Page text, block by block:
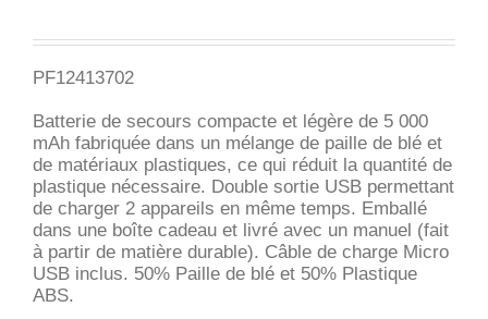
PF12413702
Batterie de secours compacte et légère de 5 000
mAh fabriquée dans un mélange de paille de blé et
de matériaux plastiques, ce qui réduit la quantité de
plastique nécessaire. Double sortie USB permettant
de charger 2 appareils en même temps. Emballé
dans une boîte cadeau et livré avec un manuel (fait
à partir de matière durable). Câble de charge Micro
USB inclus. 50% Paille de blé et 50% Plastique
ABS.